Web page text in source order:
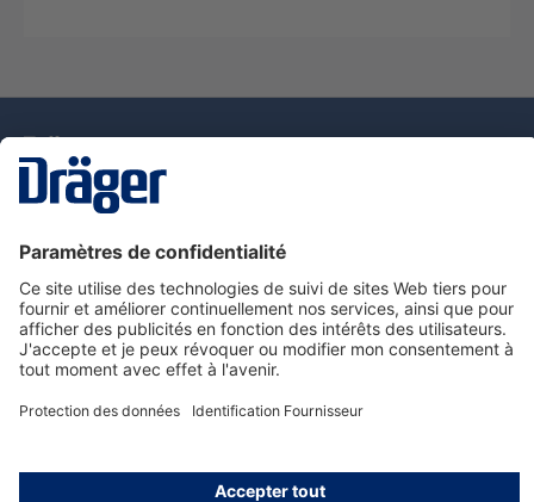
Nous contacter
Service de e-commande Dräger
Informations sur les produits
© Dräger France SAS, 2024